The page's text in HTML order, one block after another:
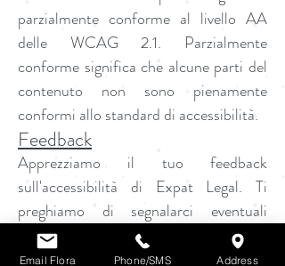
parzialmente conforme al livello AA
delle WCAG 2.1. Parzialmente
conforme significa che alcune parti del
contenuto non sono pienamente
conformi allo standard di accessibilità.
Feedback
Apprezziamo il tuo feedback
sull'accessibilità di Expat Legal. Ti
preghiamo di segnalarci eventuali
problemi di accessibilità riscontrati sul
sito.
Email Flora Phone/SMS Address